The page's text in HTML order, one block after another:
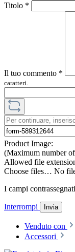
Titolo *
Il tuo commento *
caratteri.
Product Image:
(Maximum number
Allowed file
Choose files… No
I campi
Interrompi Invia
Venduto con
Accessori